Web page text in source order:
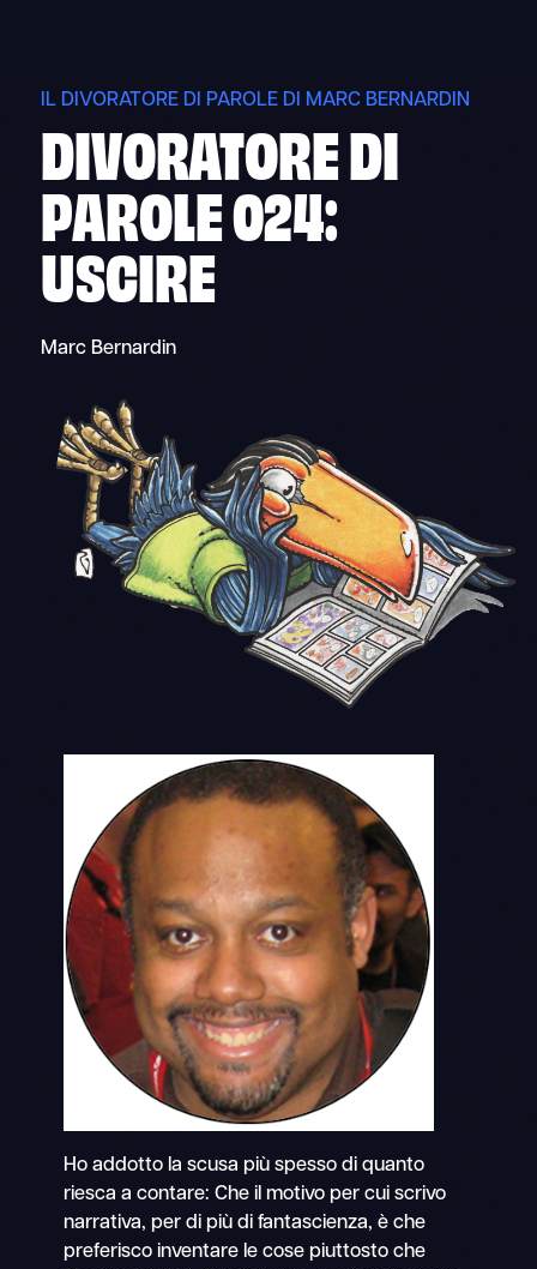
IL DIVORATORE DI PAROLE DI MARC BERNARDIN
DIVORATORE DI
PAROLE 024:
USCIRE
Marc Bernardin
Ho addotto la scusa più spesso di quanto
riesca a contare: Che il motivo per cui scrivo
narrativa, per di più di fantascienza, è che
preferisco inventare le cose piuttosto che